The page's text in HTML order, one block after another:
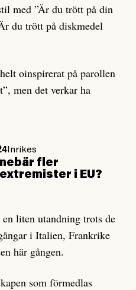
med ”Är du trött på din
du trött på diskmedel
oinspirerat på parollen
men det verkar ha
Inrikes
fler
i EU?
liten utandning trots de
i Italien, Frankrike
här gången.
som förmedlas